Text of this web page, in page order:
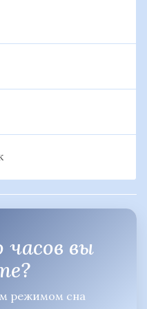
часов вы
режимом сна